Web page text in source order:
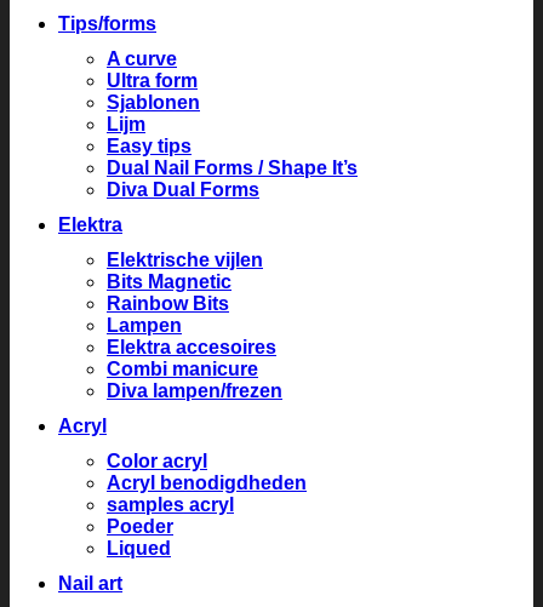
Tips/forms
A curve
Ultra form
Sjablonen
Lijm
Easy tips
Dual Nail Forms / Shape It’s
Diva Dual Forms
Elektra
Elektrische vijlen
Bits Magnetic
Rainbow Bits
Lampen
Elektra accesoires
Combi manicure
Diva lampen/frezen
Acryl
Color acryl
Acryl benodigdheden
samples acryl
Poeder
Liqued
Nail art